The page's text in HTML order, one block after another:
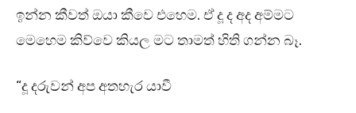
ඉන්න කීවත් ඔයා කීවෙ එහෙම. ඒ දූ ද අද අම්මට
මෙහෙම කිව්වෙ කියල මට තාමත් හිති ගන්න බෑ.
“දූ දරුවන් අප අතහැර යාවී